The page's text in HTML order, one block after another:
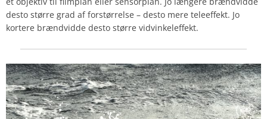
desto større grad af forstørrelse – desto mere teleeffekt. Jo
kortere brændvidde desto større vidvinkeleffekt.